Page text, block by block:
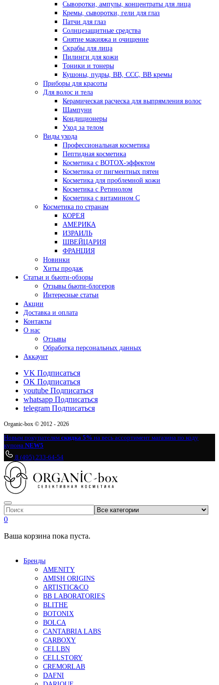
Сыворотки, ампулы, концентраты для лица
Кремы, сыворотки, гели для глаз
Патчи для глаз
Солнцезащитные средства
Снятие макияжа и очищение
Скрабы для лица
Пилинги для кожи
Тоники и тонеры
Кушоны, пудры, ВВ, ССС, ВВ кремы
Приборы для красоты
Для волос и тела
Керамическая расческа для выпрямления волос
Шампуни
Кондиционеры
Уход за телом
Виды ухода
Профессиональная косметика
Пептидная косметика
Косметика с BOTOX-эффектом
Косметика от пигментных пятен
Косметика для проблемной кожи
Косметика с Ретинолом
Косметика с витамином С
Косметика по странам
КОРЕЯ
АМЕРИКА
ИЗРАИЛЬ
ШВЕЙЦАРИЯ
ФРАНЦИЯ
Новинки
Хиты продаж
Статьи и бьюти-обзоры
Отзывы бьюти-блогеров
Интересные статьи
Акции
Доставка и оплата
Контакты
О нас
Отзывы
Обработка персональных данных
Аккаунт
VK Подписаться
OK Подписаться
youtube Подписаться
whatsapp Подписаться
telegram Подписаться
Organic-box © 2012 - 2026
Новым покупателям скидка 5% на весь ассортимент магазина по коду
купона NEW5
8 (495) 233-64-54
0
Ваша корзина пока пуста.
Бренды
AMENITY
AMISH ORIGINS
ARTISTIC&CO
BB LABORATORIES
BLITHE
BOTONIX
BOLCA
CANTABRIA LABS
CARBOXY
CELLBN
CELLSTORY
CREMORLAB
DAFNI